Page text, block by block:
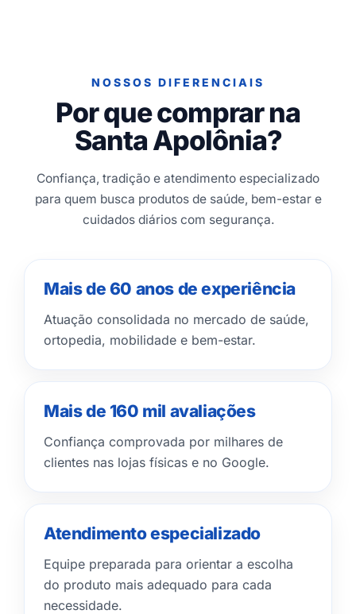
NOSSOS DIFERENCIAIS
Por que comprar na
Santa Apolônia?
Confiança, tradição e atendimento especializado
para quem busca produtos de saúde, bem-estar e
cuidados diários com segurança.
Mais de 60 anos de experiência
Atuação consolidada no mercado de saúde,
ortopedia, mobilidade e bem-estar.
Mais de 160 mil avaliações
Confiança comprovada por milhares de
clientes nas lojas físicas e no Google.
Atendimento especializado
Equipe preparada para orientar a escolha
do produto mais adequado para cada
necessidade.